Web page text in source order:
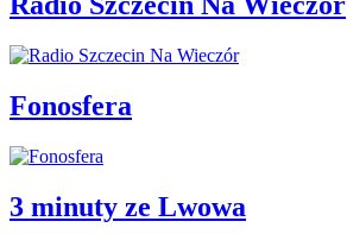
Fonosfera
3 minuty ze Lwowa